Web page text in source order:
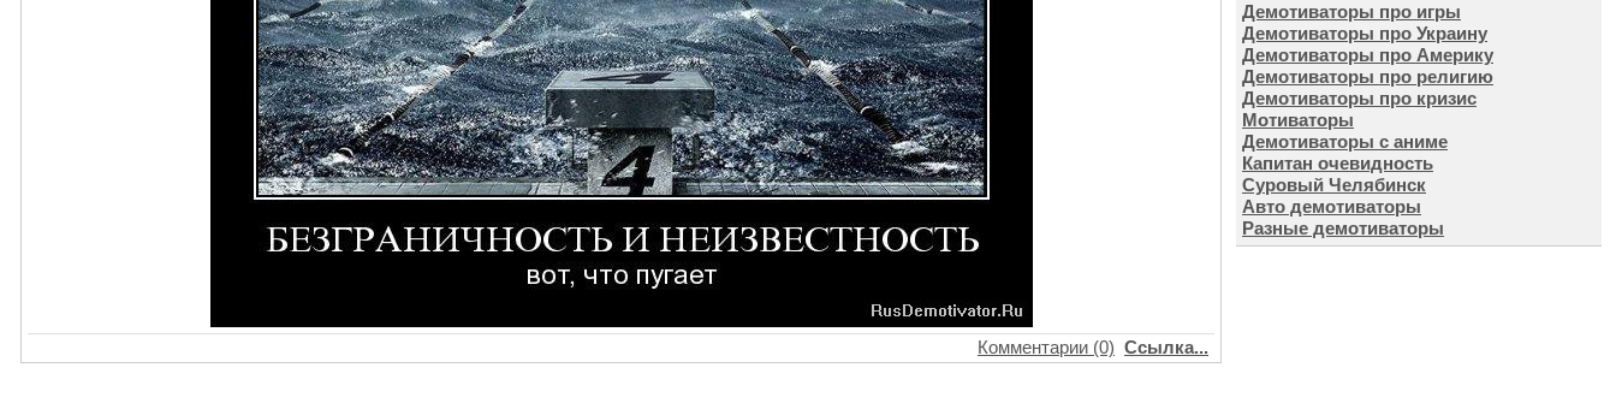
Комментарии (0) Ссылка...
Демотиваторы про игры
Демотиваторы про Украину
Демотиваторы про Америку
Демотиваторы про религию
Демотиваторы про кризис
Мотиваторы
Демотиваторы с аниме
Капитан очевидность
Суровый Челябинск
Авто демотиваторы
Разные демотиваторы